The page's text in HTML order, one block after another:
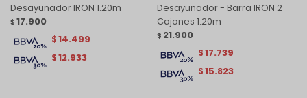
Desayunador IRON 1.20m
$ 17.900
$12.933
$14.499
Desayunador - Barra IRON 2
Cajones 1.20m
$ 21.900
$15.823
$17.739